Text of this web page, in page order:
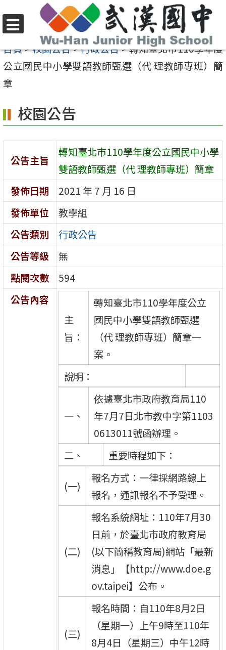
至
要
內
區
選
單
首頁>校園公告>行政公告>轉知臺北市110學年度
公立國民中小學雙語教師甄選（代 理教師專班）簡
章
校園公告
公告主旨
轉知臺北市110學年度公立國民中小學
雙語教師甄選（代 理教師專班）簡章
發佈日期
2021 年 7 月 16 日
發佈單位
教學組
公告類別
行政公告
公告等級
無
點閱次數
594
公告內容
主
旨：
轉知臺北市110學年度公立
國民中小學雙語教師甄選
（代 理教師專班）簡章一
案。
說明：
一、
依據臺北市政府教育局110
年7月7日北市教中字第1103
0613011號函辦理。
二、
重要時程如下：
(一)
報名方式：一律採網路線上
報名，通訊報名不予受理。
(二)
報名系統網址：110年7月30
日前，於臺北市政府教育局
(以下簡稱教育局)網站「最新
消息」【http://www.doe.g
ov.taipei】公布。
(三)
報名時間：自110年8月2日
（星期一）上午9時至110年
8月4日（星期三）中午12時